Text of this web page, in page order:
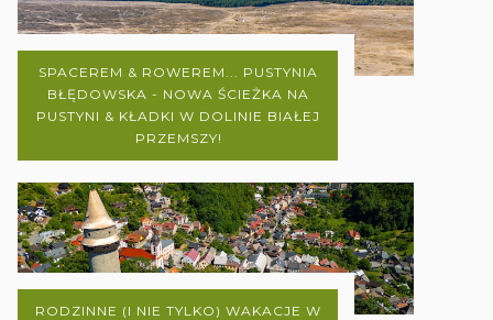
SPACEREM & ROWEREM... PUSTYNIA
BŁĘDOWSKA - NOWA ŚCIEŻKA NA
PUSTYNI & KŁADKI W DOLINIE BIAŁEJ
PRZEMSZY!
RODZINNE (I NIE TYLKO) WAKACJE W